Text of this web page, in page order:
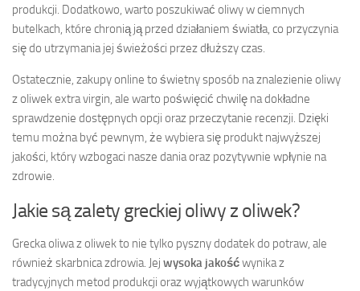
produkcji. Dodatkowo, warto poszukiwać oliwy w ciemnych
butelkach, które chronią ją przed działaniem światła, co przyczynia
się do utrzymania jej świeżości przez dłuższy czas.
Ostatecznie, zakupy online to świetny sposób na znalezienie oliwy
z oliwek extra virgin, ale warto poświęcić chwilę na dokładne
sprawdzenie dostępnych opcji oraz przeczytanie recenzji. Dzięki
temu można być pewnym, że wybiera się produkt najwyższej
jakości, który wzbogaci nasze dania oraz pozytywnie wpłynie na
zdrowie.
Jakie są zalety greckiej oliwy z oliwek?
Grecka oliwa z oliwek to nie tylko pyszny dodatek do potraw, ale
również skarbnica zdrowia. Jej wysoka jakośćwynika z
tradycyjnych metod produkcji oraz wyjątkowych warunków